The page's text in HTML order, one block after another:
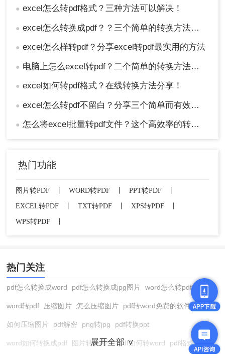
● excel怎么转pdf格式？三种方法可以解决！
● excel怎么转换成pdf？？三个简单的转换方法安利给你们！
● excel怎么样转pdf？分享excel转pdf最实用的方法
● 电脑上怎么excel转pdf？二个简单的转换方法安利给你们
● excel如何转pdf格式？在线转换方法分享！
● excel怎么转pdf不留白？分享三个简单而有效的方法！
● 怎么将excel批量转pdf文件？这个高效率的转换方法分享给你！
热门功能
图片转PDF WORD转PDF PPT转PDF
EXCEL转PDF
TXT转PDF XPS转PDF
WPS转PDF
热门关注
pdf怎么转换成word pdf怎么转换成jpg图片 word怎么转pdf
word转pdf 压缩图片 怎么压缩图片 pdf转word免费的软件
如何压缩图片 pdf解密 png转jpg pdf转换ppt
word如何转换成pdf 图片转换格式 pdf如何转word pdf格式转换
展开全部 ∨